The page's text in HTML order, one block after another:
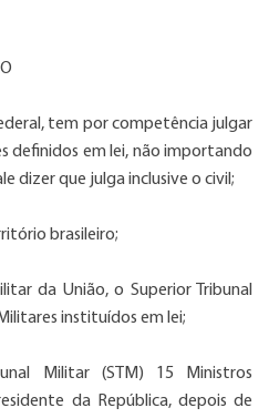
tem por competência julgar
definidos em lei, não importando
dizer que julga inclusive o civil;
brasileiro;
da União, o Superior Tribunal
instituídos em lei;
Militar (STM) 15 Ministros
da República, depois de